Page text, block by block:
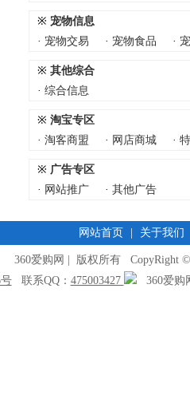
※ 宠物信息
· 宠物交易 · 宠物食品 ·
※ 其他综合
· 综合信息
※ 淘宝专区
· 淘客商盟 · 网店商城 ·
※ 广告专区
· 网站推广 · 其他广告
网站首页 关于我们
360爱购网 | 版权所有 CopyRight ©
联系QQ： 475003427 360爱购